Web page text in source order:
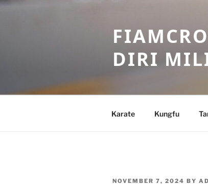
Skip
DIRI
Karate Kungfu
POSTED
NOVEMBER 7, 2024 BY